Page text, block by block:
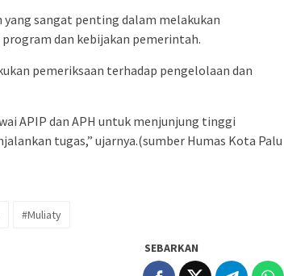
yang sangat penting dalam melakukan
dan kebijakan pemerintah.
pemeriksaan terhadap pengelolaan dan
APIP dan APH untuk menjunjung tinggi
tugas,” ujarnya.(sumber Humas Kota Palu
#Muliaty
SEBARKAN